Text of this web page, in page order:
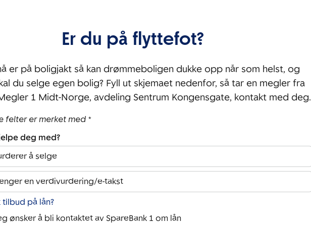
Er du på flyttefot?
er på boligjakt så kan drømmeboligen dukke opp når som helst, og
du selge egen bolig? Fyll ut skjemaet nedenfor, så tar en megler fra
1 Midt-Norge, avdeling Sentrum Kongensgate, kontakt med deg.
felter er merket med *
deg med?
å selge
en verdivurdering/e-takst
på lån?
ønsker å bli kontaktet av SpareBank 1 om lån